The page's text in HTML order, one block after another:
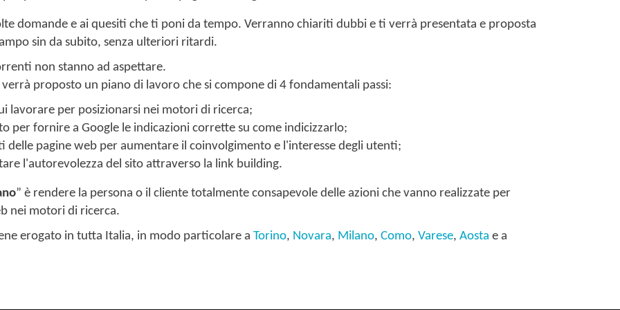
domande e ai quesiti che ti poni da tempo. Verranno chiariti dubbi e ti verrà presentata e proposta
sin da subito, senza ulteriori ritardi.
non stanno ad aspettare.
proposto un piano di lavoro che si compone di 4 fondamentali passi:
lavorare per posizionarsi nei motori di ricerca;
per fornire a Google le indicazioni corrette su come indicizzarlo;
pagine web per aumentare il coinvolgimento e l'interesse degli utenti;
l'autorevolezza del sito attraverso la link building.
” è rendere la persona o il cliente totalmente consapevole delle azioni che vanno realizzate per
nei motori di ricerca.
erogato in tutta Italia, in modo particolare a Torino, Novara, Milano, Como, Varese, Aosta e a